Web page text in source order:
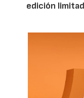
edición